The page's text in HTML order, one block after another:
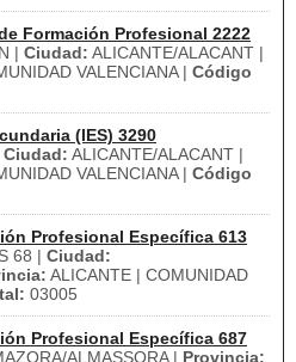
Formación Profesional 2222
| Ciudad: ALICANTE/ALACANT |
VALENCIANA | Código
(IES) 3290
Ciudad: ALICANTE/ALACANT |
VALENCIANA | Código
Profesional Específica 613
68 | Ciudad:
ALICANTE | COMUNIDAD
03005
Profesional Específica 687
ALMASSORA | Provincia: